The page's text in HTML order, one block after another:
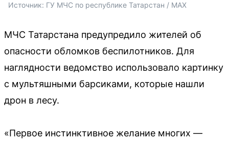
Источник: ГУ МЧС по республике Татарстан / MAX
МЧС Татарстана предупредило жителей об
опасности обломков беспилотников. Для
наглядности ведомство использовало картинку
с мультяшными барсиками, которые нашли
дрон в лесу.
«Первое инстинктивное желание многих —